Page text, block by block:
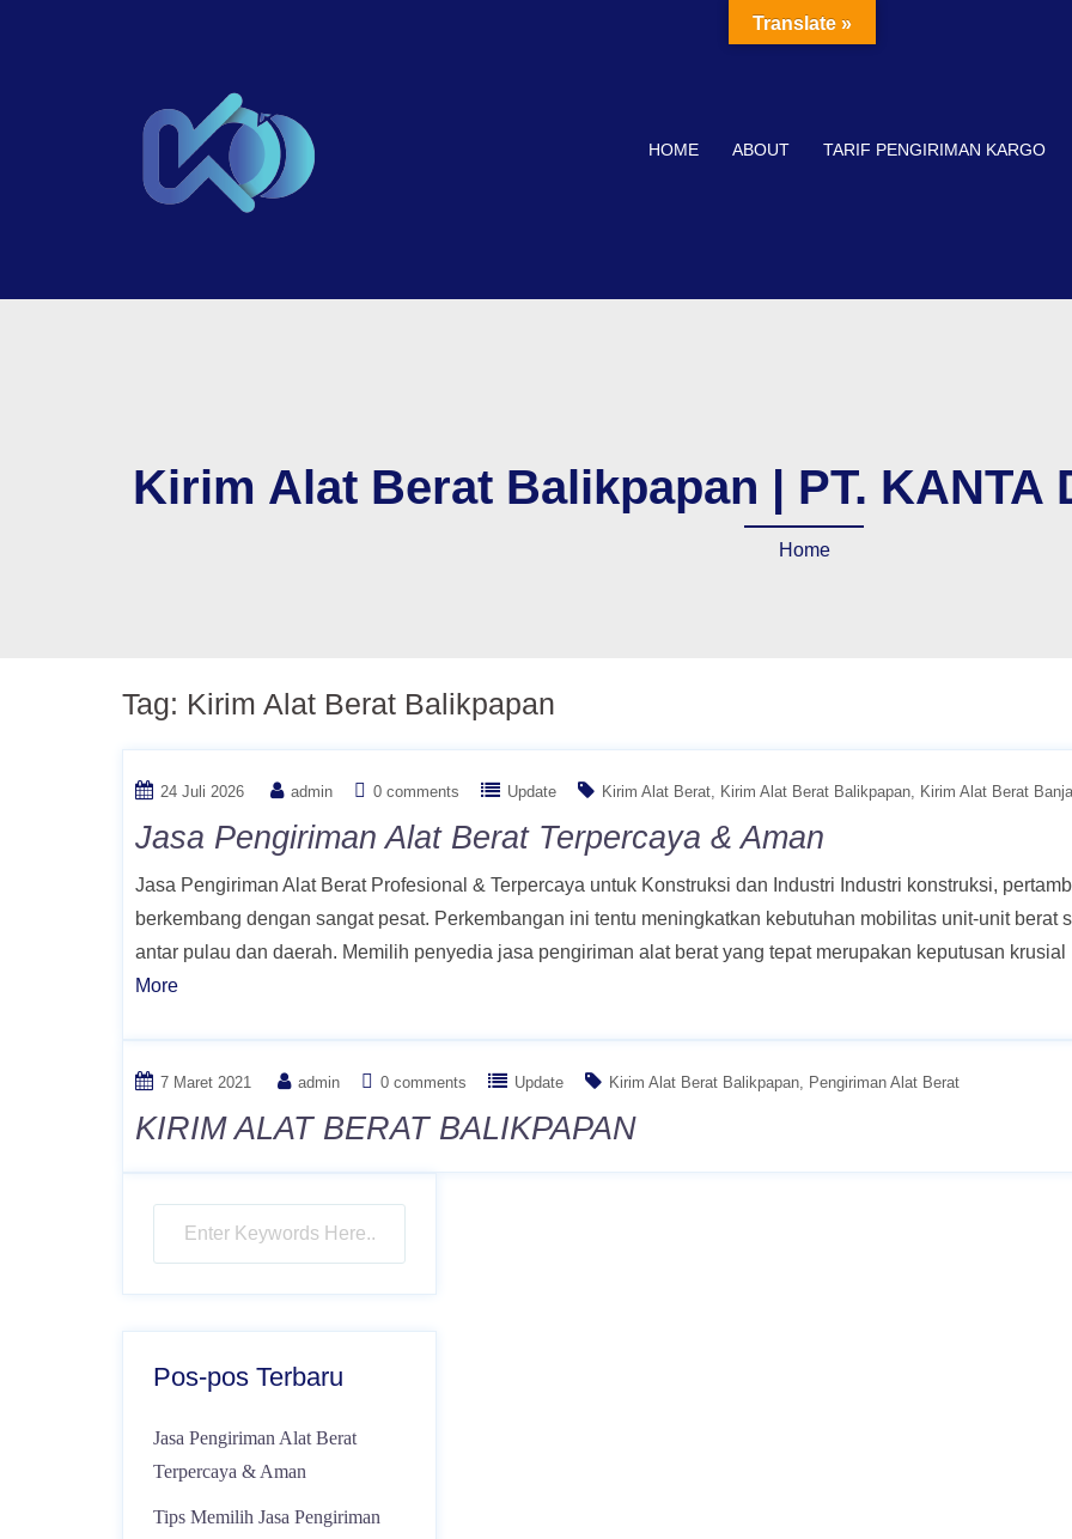
HOME ABOUT TARIF PENGIRIMAN KARGO
Kirim Alat Berat Balikpapan | PT. KANTA
Home
Tag: Kirim Alat Berat Balikpapan
24 Juli 2026 admin 0 comments Update Kirim Alat Berat Kirim Alat Berat Balikpapan Kirim Alat Berat
Jasa Pengiriman Alat Berat Terpercaya & Aman
Jasa Pengiriman Alat Berat Profesional & Terpercaya untuk Konstruksi dan Industri Industri konstruksi,
berkembang dengan sangat pesat. Perkembangan ini tentu meningkatkan kebutuhan mobilitas unit-unit berat
antar pulau dan daerah. Memilih penyedia jasa pengiriman alat berat yang tepat merupakan keputusan
More
7 Maret 2021 admin 0 comments Update Kirim Alat Berat Balikpapan Pengiriman Alat Berat
KIRIM ALAT BERAT BALIKPAPAN
Pos-pos Terbaru
Jasa Pengiriman Alat Berat
Terpercaya & Aman
Tips Memilih Jasa Pengiriman
Translate »